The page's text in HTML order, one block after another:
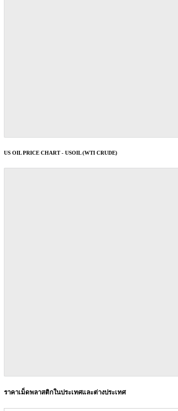
US OIL PRICE CHART - USOIL (WTI CRUDE)
ราคาเม็ดพลาสติกในประเทศและต่างประเทศ